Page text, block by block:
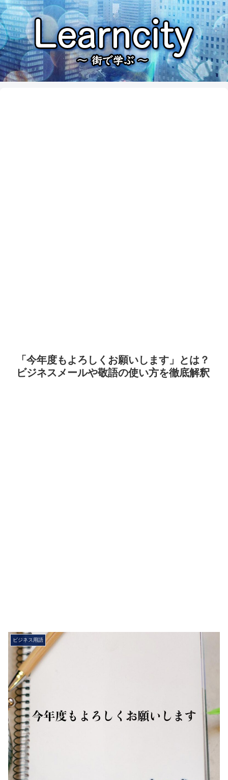
「今年度もよろしくお願いします」とは？
ビジネスメールや敬語の使い方を徹底解釈
ビジネス用語